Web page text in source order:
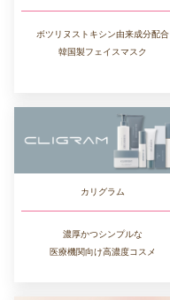
ボツリヌストキシン由来成分配合
韓国製フェイスマスク
カリグラム
濃厚かつシンプルな
医療機関向け高濃度コスメ